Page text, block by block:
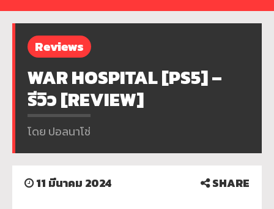
Reviews
WAR HOSPITAL [PS5] –
รีวิว [REVIEW]
โดย ปอลนาโช่
11 มีนาคม 2024 SHARE